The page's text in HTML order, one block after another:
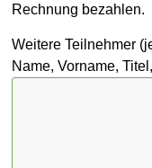
Rechnung bezahlen.
Weitere Teilnehmer
Name, Vorname,